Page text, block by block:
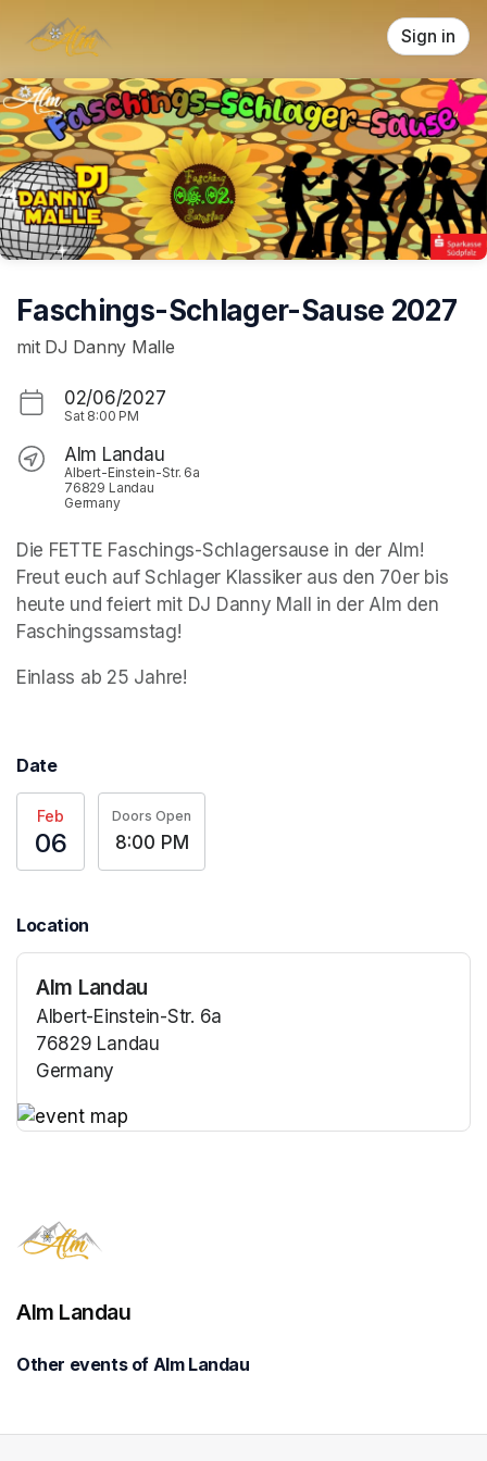
Skip header
Sign in
Faschings-Schlager-Sause 2027
mit DJ Danny Malle
02/06/2027
Sat 8:00 PM
Alm Landau
Albert-Einstein-Str. 6a
76829 Landau
Germany
Die FETTE Faschings-Schlagersause in der Alm!
Freut euch auf Schlager Klassiker aus den 70er bis
heute und feiert mit DJ Danny Mall in der Alm den
Faschingssamstag!
Einlass ab 25 Jahre!
Date
Feb
06
Doors Open
8:00 PM
Location
Alm Landau
Albert-Einstein-Str. 6a
76829 Landau
Germany
Alm Landau
Other events of Alm Landau